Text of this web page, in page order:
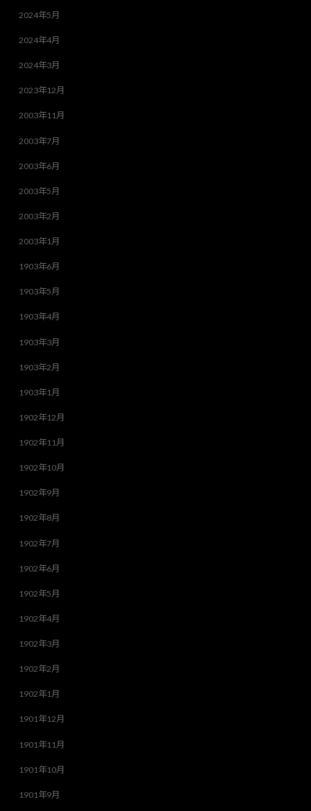
2024年5月
2024年4月
2024年3月
2023年12月
2003年11月
2003年7月
2003年6月
2003年5月
2003年2月
2003年1月
1903年6月
1903年5月
1903年4月
1903年3月
1903年2月
1903年1月
1902年12月
1902年11月
1902年10月
1902年9月
1902年8月
1902年7月
1902年6月
1902年5月
1902年4月
1902年3月
1902年2月
1902年1月
1901年12月
1901年11月
1901年10月
1901年9月